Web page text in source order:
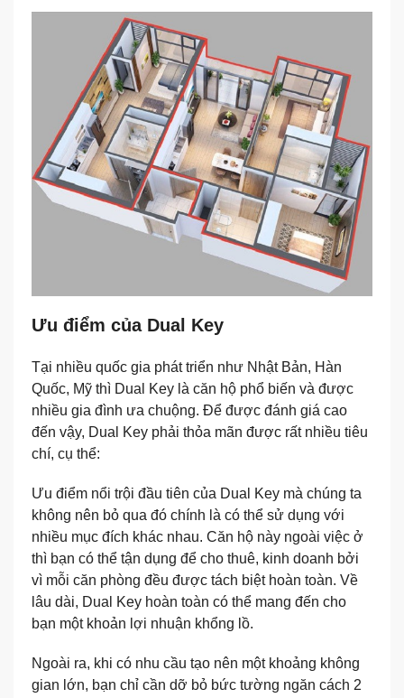
Ưu điểm của Dual Key
Tại nhiều quốc gia phát triển như Nhật Bản, Hàn
Quốc, Mỹ thì Dual Key là căn hộ phổ biến và được
nhiều gia đình ưa chuộng. Để được đánh giá cao
đến vậy, Dual Key phải thỏa mãn được rất nhiều tiêu
chí, cụ thể:
Ưu điểm nổi trội đầu tiên của Dual Key mà chúng ta
không nên bỏ qua đó chính là có thể sử dụng với
nhiều mục đích khác nhau. Căn hộ này ngoài việc ở
thì bạn có thể tận dụng để cho thuê, kinh doanh bởi
vì mỗi căn phòng đều được tách biệt hoàn toàn. Về
lâu dài, Dual Key hoàn toàn có thể mang đến cho
bạn một khoản lợi nhuận khổng lồ.
Ngoài ra, khi có nhu cầu tạo nên một khoảng không
gian lớn, bạn chỉ cần dỡ bỏ bức tường ngăn cách 2